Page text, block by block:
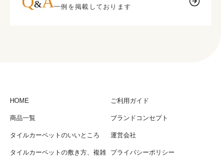
一例を掲載しております
HOME
商品一覧
タイルカーペットのいいところ
タイルカーペットの敷き方、複雑
ご利用ガイド
ブランドコンセプト
運営会社
プライバシーポリシー